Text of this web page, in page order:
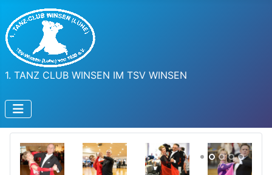
1. TANZ CLUB WINSEN IM TSV WINSEN